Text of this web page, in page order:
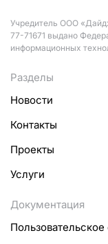
Учредитель ООО
77-71671 выдано
информационных
Разделы
Новости
Контакты
Проекты
Услуги
Документация